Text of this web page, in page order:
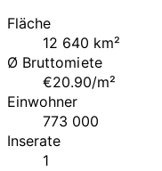
Fläche
12 640 km²
Ø Bruttomiete
€20.90/m²
Einwohner
773 000
Inserate
1